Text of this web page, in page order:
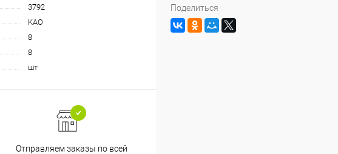
3792
KAO
8
8
шт
Отправляем заказы по всей
Поделиться